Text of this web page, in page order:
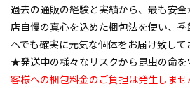
過去の通販の経験と実績から、最も安
店自慢の真心を込めた梱包法を使い、
へでも確実に元気な個体をお届け致して
★発送中の様々なリスクから昆虫の命を
客様への梱包料金のご負担は発生しませ